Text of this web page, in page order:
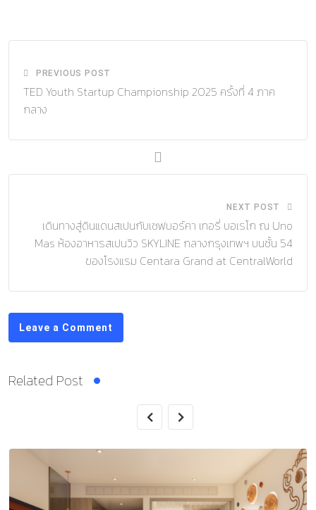
PREVIOUS POST
TED Youth Startup Championship 2025 ครั้งที่ 4 ภาค
กลาง
NEXT POST
เดินทางสู่ดินแดนสเปนกับเชฟบอร์คา เทอรี่ บอเรโก ณ Uno
Mas ห้องอาหารสเปนวิว SKYLINE กลางกรุงเทพฯ บนชั้น 54
ของโรงแรม Centara Grand at CentralWorld
Leave a Comment
Related Post